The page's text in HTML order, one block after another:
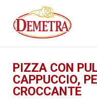
PIZZA CON
CAPPUCCIO,
CROCCANTE